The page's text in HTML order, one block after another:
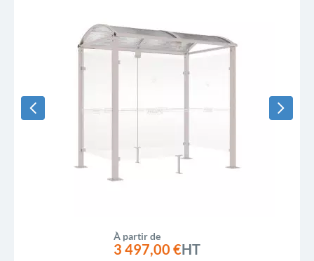
À partir de
3 497,00 €HT